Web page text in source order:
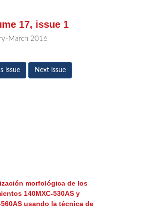
17, issue 1
March 2016
issue Next issue
morfológica de los
140MXC-530AS y
560AS usando la técnica de